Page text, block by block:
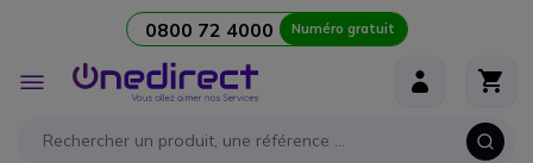
0800 72 4000 Numéro gratuit
Affichage
navigation